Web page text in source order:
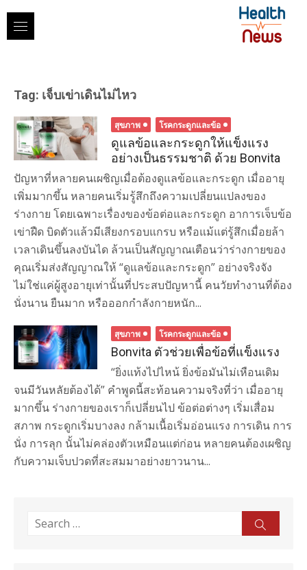
content
Tag: เจ็บเข่าเดินไม่ไหว
สุขภาพ โรคกระดูกและข้อ
ดูแลข้อและกระดูกให้แข็งแรง
อย่างเป็นธรรมชาติ ด้วย Bonvita
ปัญหาที่หลายคนเผชิญเมื่อต้องดูแลข้อและกระดูก เมื่ออายุ
เพิ่มมากขึ้น หลายคนเริ่มรู้สึกถึงความเปลี่ยนแปลงของ
ร่างกาย โดยเฉพาะเรื่องของข้อต่อและกระดูก อาการเจ็บข้อ
เข่าฝืด บิดตัวแล้วมีเสียงกรอบแกรบ หรือแม้แต่รู้สึกเมื่อยล้า
เวลาเดินขึ้นลงบันได ล้วนเป็นสัญญาณเตือนว่าร่างกายของ
คุณเริ่มส่งสัญญาณให้ “ดูแลข้อและกระดูก” อย่างจริงจัง
ไม่ใช่แค่ผู้สูงอายุเท่านั้นที่ประสบปัญหานี้ คนวัยทำงานที่ต้อง
นั่งนาน ยืนมาก หรือออกกำลังกายหนัก...
สุขภาพ โรคกระดูกและข้อ
Bonvita ตัวช่วยเพื่อข้อที่แข็งแรง
“ยิ่งแท้งไปไหน้ ยิ่งข้อมันไม่เหือนเดิม
จนมีวันหลัยต้องได้” คำพูดนี้สะท้อนความจริงที่ว่า เมื่ออายุ
มากขึ้น ร่างกายของเราก็เปลี่ยนไป ข้อต่อต่างๆ เริ่มเสื่อม
สภาพ กระดูกเริ่มบางลง กล้ามเนื้อเริ่มอ่อนแรง การเดิน การ
นั่ง การลุก นั้นไม่คล่องตัวเหมือนแต่ก่อน หลายคนต้องเผชิญ
กับความเจ็บปวดที่สะสมมาอย่างยาวนาน...
Search